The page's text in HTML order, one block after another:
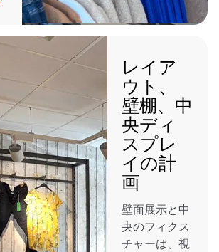
レイア
ウト、
壁棚、中
央ディ
スプレ
イの計
画
壁面展示と中
央のフィクス
チャーは、視